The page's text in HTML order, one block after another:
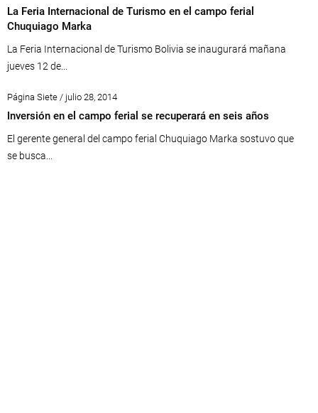
La Feria Internacional de Turismo en el campo ferial
Chuquiago Marka
La Feria Internacional de Turismo Bolivia se inaugurará mañana
jueves 12 de...
Página Siete / julio 28, 2014
Inversión en el campo ferial se recuperará en seis años
El gerente general del campo ferial Chuquiago Marka sostuvo que
se busca...